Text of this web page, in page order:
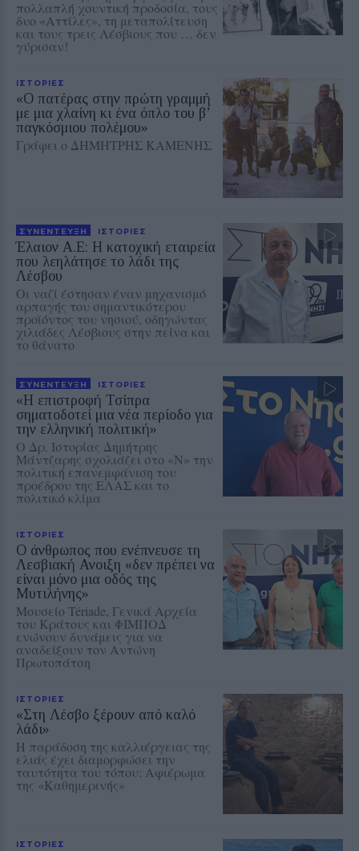
πολλαπλή χουντική προδοσία, τους
δυο «Αττίλες», τη μεταπολίτευση
και τους τρεις Λέσβιους που … δεν
γύρισαν!
ΙΣΤΟΡΙΕΣ
«Ο πατέρας στην πρώτη γραμμή
με μια χλαίνη κι ένα όπλο του β’
παγκόσμιου πολέμου»
Γράφει ο ΔΗΜΗΤΡΗΣ ΚΑΜΕΝΗΣ
ΣΥΝΕΝΤΕΥΞΗ ΙΣΤΟΡΙΕΣ
Έλαιον Α.Ε: Η κατοχική εταιρεία
που λεηλάτησε το λάδι της
Λέσβου
Οι ναζί έστησαν έναν μηχανισμό
αρπαγής του σημαντικότερου
προϊόντος του νησιού, οδηγώντας
χιλιάδες Λέσβιους στην πείνα και
το θάνατο
ΣΥΝΕΝΤΕΥΞΗ ΙΣΤΟΡΙΕΣ
«Η επιστροφή Τσίπρα
σηματοδοτεί μια νέα περίοδο για
την ελληνική πολιτική»
Ο Δρ. Ιστορίας Δημήτρης
Μάντζαρης σχολιάζει στο «Ν» την
πολιτική επανεμφάνιση του
προέδρου της ΕΛΑΣ και το
πολιτικό κλίμα
ΙΣΤΟΡΙΕΣ
Ο άνθρωπος που ενέπνευσε τη
Λεσβιακή Ανοιξη «δεν πρέπει να
είναι μόνο μια οδός της
Μυτιλήνης»
Μουσείο Tériade, Γενικά Αρχεία
του Κράτους και ΦΙΜΠΟΔ
ενώνουν δυνάμεις για να
αναδείξουν τον Αντώνη
Πρωτοπάτση
ΙΣΤΟΡΙΕΣ
«Στη Λέσβο ξέρουν από καλό
λάδι»
Η παράδοση της καλλιέργειας της
ελιάς έχει διαμορφώσει την
ταυτότητα του τόπου: Αφιέρωμα
της «Καθημερινής»
ΙΣΤΟΡΙΕΣ